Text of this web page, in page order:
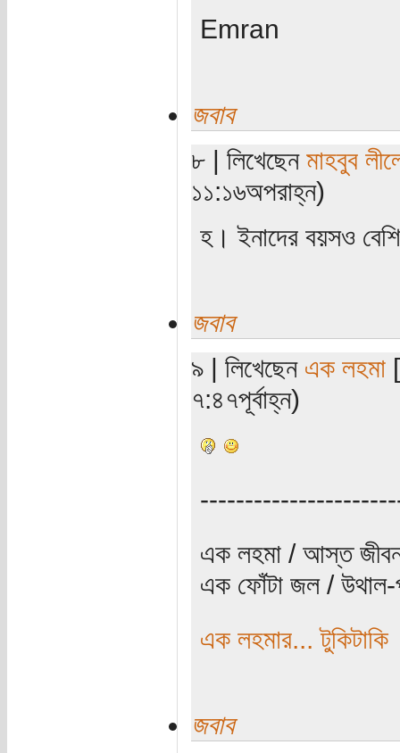
Emran
জবাব
৮ | লিখেছেন মাহবুব
১১:১৬অপরাহ্ন)
হ। ইনাদের বয়সও
জবাব
৯ | লিখেছেন এক লহমা
৭:৪৭পূর্বাহ্ন)
এক লহমা / আস্ত
এক ফোঁটা জল /
এক লহমার... টুকিটাকি
জবাব